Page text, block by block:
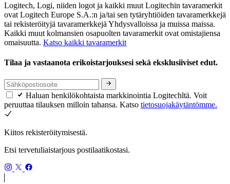
Logitech, Logi, niiden logot ja kaikki muut Logitechin tavaramerkit
ovat Logitech Europe S.A.:n ja/tai sen tytäryhtiöiden tavaramerkkejä
tai rekisteröityjä tavaramerkkejä Yhdysvalloissa ja muissa maissa.
Kaikki muut kolmansien osapuolten tavaramerkit ovat omistajiensa
omaisuutta. Katso kaikki tavaramerkit
Tilaa ja vastaanota erikoistarjouksesi sekä eksklusiiviset edut.
Haluan henkilökohtaista markkinointia Logitechltä. Voit
peruuttaa tilauksen milloin tahansa. Katso tietosuojakäytäntömme.
Kiitos rekisteröitymisestä.
Etsi tervetuliaistarjous postilaatikostasi.